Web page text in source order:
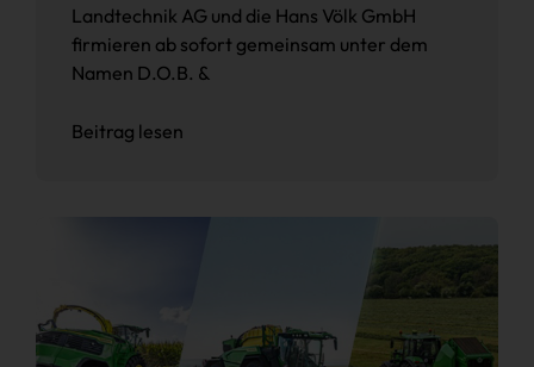
Landtechnik AG und die Hans Völk GmbH
firmieren ab sofort gemeinsam unter dem
Namen D.O.B. &
Beitrag lesen